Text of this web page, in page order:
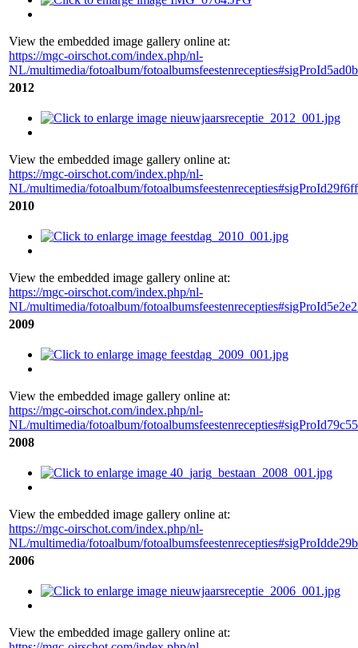
View the embedded image gallery online at:
https://mgc-oirschot.com/index.php/nl-
NL/multimedia/fotoalbum/
2012
View the embedded image gallery online at:
https://mgc-oirschot.com/index.php/nl-
NL/multimedia/fotoalbum/
2010
View the embedded image gallery online at:
https://mgc-oirschot.com/index.php/nl-
NL/multimedia/fotoalbum/
2009
View the embedded image gallery online at:
https://mgc-oirschot.com/index.php/nl-
NL/multimedia/fotoalbum/
2008
View the embedded image gallery online at:
https://mgc-oirschot.com/index.php/nl-
NL/multimedia/fotoalbum/
2006
View the embedded image gallery online at: